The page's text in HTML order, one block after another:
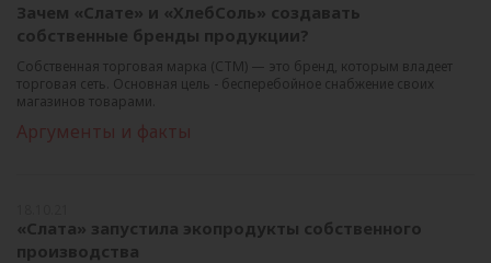
Зачем «Слате» и «ХлебСоль» создавать
собственные бренды продукции?
Собственная торговая марка (СТМ) — это бренд, которым владеет
торговая сеть. Основная цель - бесперебойное снабжение своих
магазинов товарами.
Аргументы и факты
«Слата» запустила экопродукты собственного
производства